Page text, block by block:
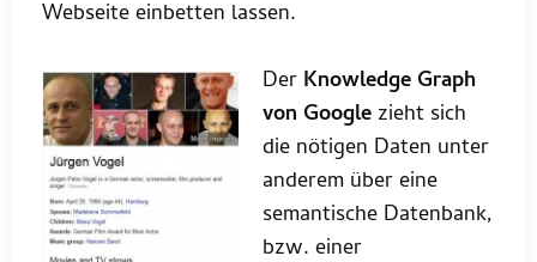
Webseite einbetten lassen.
Der Knowledge Graph
von Google zieht sich
die nötigen Daten unter
anderem über eine
semantische Datenbank,
bzw. einer